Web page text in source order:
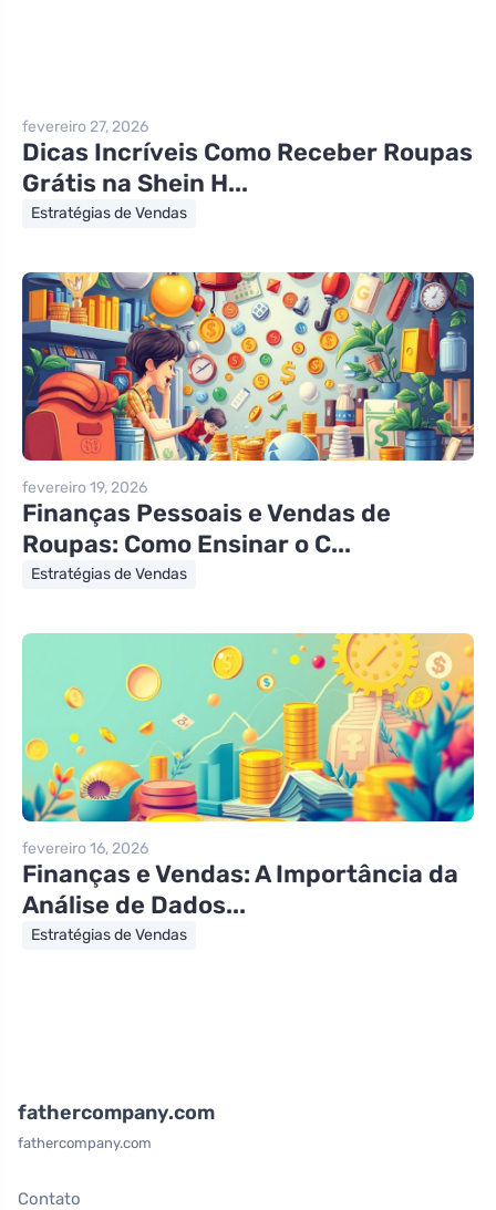
fevereiro 27, 2026
Dicas Incríveis Como Receber Roupas
Grátis na Shein H...
Estratégias de Vendas
fevereiro 19, 2026
Finanças Pessoais e Vendas de
Roupas: Como Ensinar o C...
Estratégias de Vendas
fevereiro 16, 2026
Finanças e Vendas: A Importância da
Análise de Dados...
Estratégias de Vendas
fathercompany.com
fathercompany.com
Contato